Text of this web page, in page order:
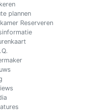
plannen
Reserveren